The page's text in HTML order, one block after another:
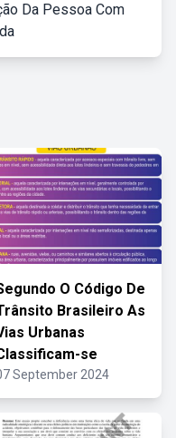
Da Pessoa Com
O Código De
Brasileiro As
Urbanas
se
September 2024